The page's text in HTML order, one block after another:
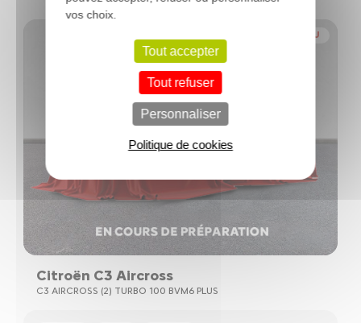
NOUVEAU
Citroën C3 Aircross
C3 AIRCROSS (2) TURBO 100 BVM6 PLUS
vos choix.
Tout accepter
Tout refuser
Personnaliser
Politique de cookies